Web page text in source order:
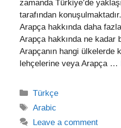
zamanda Türkiye’de
tarafından
Arapça hakkında daha
Arapça hakkında ne kadar
Arapçanın hangi ülkelerde
lehçelerine veya Arapça …
Categories
Türkçe
Tags
Arabic
Leave a comment